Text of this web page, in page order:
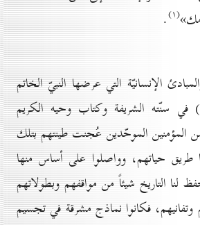
(۱) .
الإنسانيّة التي عرضها النبيّ الخاتم
في سنّته الشريفة وكتاب وحيه الكريم
المؤمنين الموحّدين عُجنت طينتهم بتلك
طريق حياتهم، وواصلوا على أساس منها
لنا التاريخ شيئاً من مواقفهم وبطولاتهم
فكانوا نماذج مشرقة في تجسيم